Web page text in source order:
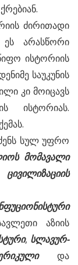
ძირითადი
ეს არასწორი
ისტორიის
საუკუნის
კი მოიცავს
ისტორიას.
სულ უფრო
მომავალი
ცივილიზაციის
აზიის
, სლავურ-
და